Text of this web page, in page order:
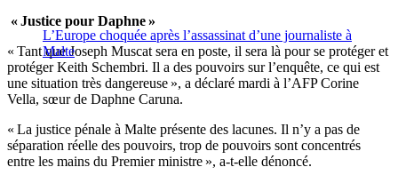
L’Europe choquée après l’assassinat d’une journaliste à
Malte
« Justice pour Daphne »
« Tant que Joseph Muscat sera en poste, il sera là pour se protéger et
protéger Keith Schembri. Il a des pouvoirs sur l’enquête, ce qui est
une situation très dangereuse », a déclaré mardi à l’AFP Corine
Vella, sœur de Daphne Caruna.
« La justice pénale à Malte présente des lacunes. Il n’y a pas de
séparation réelle des pouvoirs, trop de pouvoirs sont concentrés
entre les mains du Premier ministre », a-t-elle dénoncé.